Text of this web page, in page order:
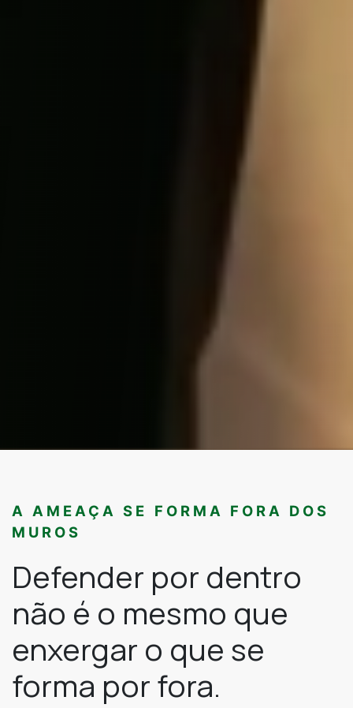
A AMEAÇA SE FORMA FORA DOS
MUROS
Defender por dentro
não é o mesmo que
enxergar o que se
forma por fora.